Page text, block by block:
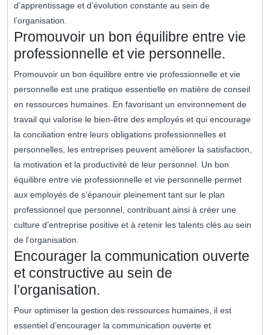
d’apprentissage et d’évolution constante au sein de
l’organisation.
Promouvoir un bon équilibre entre vie
professionnelle et vie personnelle.
Promouvoir un bon équilibre entre vie professionnelle et vie
personnelle est une pratique essentielle en matière de conseil
en ressources humaines. En favorisant un environnement de
travail qui valorise le bien-être des employés et qui encourage
la conciliation entre leurs obligations professionnelles et
personnelles, les entreprises peuvent améliorer la satisfaction,
la motivation et la productivité de leur personnel. Un bon
équilibre entre vie professionnelle et vie personnelle permet
aux employés de s’épanouir pleinement tant sur le plan
professionnel que personnel, contribuant ainsi à créer une
culture d’entreprise positive et à retenir les talents clés au sein
de l’organisation.
Encourager la communication ouverte
et constructive au sein de
l’organisation.
Pour optimiser la gestion des ressources humaines, il est
essentiel d’encourager la communication ouverte et